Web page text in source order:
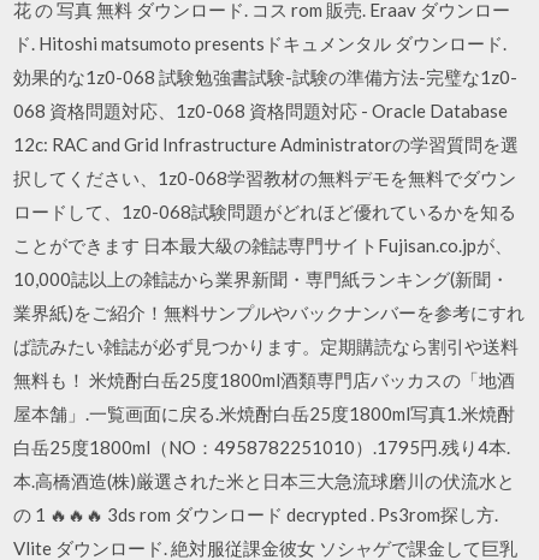
花 の 写真 無料 ダウンロード. コス rom 販売. Eraav ダウンロー
ド. Hitoshi matsumoto presentsドキュメンタル ダウンロード.
効果的な1z0-068 試験勉強書試験-試験の準備方法-完璧な1z0-
068 資格問題対応、1z0-068 資格問題対応 - Oracle Database
12c: RAC and Grid Infrastructure Administratorの学習質問を選
択してください、1z0-068学習教材の無料デモを無料でダウン
ロードして、1z0-068試験問題がどれほど優れているかを知る
ことができます 日本最大級の雑誌専門サイトFujisan.co.jpが、
10,000誌以上の雑誌から業界新聞・専門紙ランキング(新聞・
業界紙)をご紹介！無料サンプルやバックナンバーを参考にすれ
ば読みたい雑誌が必ず見つかります。定期購読なら割引や送料
無料も！ 米焼酎白岳25度1800ml酒類専門店バッカスの「地酒
屋本舗」.一覧画面に戻る.米焼酎白岳25度1800ml写真1.米焼酎
白岳25度1800ml（NO：4958782251010）.1795円.残り4本.
本.高橋酒造(株)厳選された米と日本三大急流球磨川の伏流水と
の 1 🔥🔥🔥 3ds rom ダウンロード decrypted . Ps3rom探し方.
Vlite ダウンロード. 絶対服従課金彼女 ソシャゲで課金して巨乳